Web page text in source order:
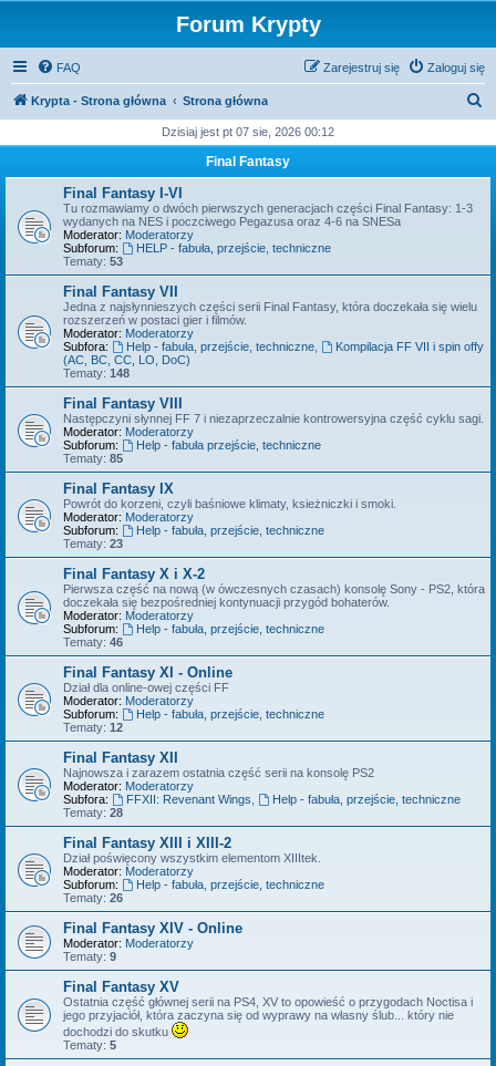
Forum Krypty
FAQ Zaloguj się
Zarejestruj się
Krypta - Strona główna Strona główna
k
Dzisiaj jest pt 07 sie, 2026 00:12
Final Fantasy
Final Fantasy I-VI
Tu rozmawiamy o dwóch pierwszych generacjach części Final Fantasy: 1-3
wydanych na NES i poczciwego Pegazusa oraz 4-6 na SNESa
Moderator: Moderatorzy
Subforum:
HELP - fabuła, przejście, techniczne
Tematy: 53
Final Fantasy VII
Jedna z najsłynnieszych części serii Final Fantasy, która doczekała się wielu
rozszerzeń w postaci gier i filmów.
Moderator: Moderatorzy
Subfora:
Help - fabuła, przejście, techniczne,
Kompilacja FF VII i spin offy
(AC, BC, CC, LO, DoC)
Tematy: 148
Final Fantasy VIII
Następczyni słynnej FF 7 i niezaprzeczalnie kontrowersyjna część cyklu sagi.
Moderator: Moderatorzy
Subforum:
Help - fabuła przejście, techniczne
Tematy: 85
Final Fantasy IX
Powrót do korzeni, czyli baśniowe klimaty, ksieżniczki i smoki.
Moderator: Moderatorzy
Subforum:
Help - fabuła, przejście, techniczne
Tematy: 23
Final Fantasy X i X-2
Pierwsza część na nową (w ówczesnych czasach) konsolę Sony - PS2, która
doczekała się bezpośredniej kontynuacji przygód bohaterów.
Moderator: Moderatorzy
Subforum:
Help - fabuła, przejście, techniczne
Tematy: 46
Final Fantasy XI - Online
Dział dla online-owej części FF
Moderator: Moderatorzy
Subforum:
Help - fabuła, przejście, techniczne
Tematy: 12
Final Fantasy XII
Najnowsza i zarazem ostatnia część serii na konsolę PS2
Moderator: Moderatorzy
Subfora:
FFXII: Revenant Wings
Help - fabuła, przejście, techniczne
Tematy: 28
Final Fantasy XIII i XIII-2
Dział poświęcony wszystkim elementom XIIItek.
Moderator: Moderatorzy
Subforum:
Help - fabuła, przejście, techniczne
Tematy: 26
Final Fantasy XIV - Online
Moderator: Moderatorzy
Tematy: 9
Final Fantasy XV
Ostatnia część głównej serii na PS4, XV to opowieść o przygodach Noctisa i
jego przyjaciół, która zaczyna się od wyprawy na własny ślub... który nie
dochodzi do skutku
Tematy: 5